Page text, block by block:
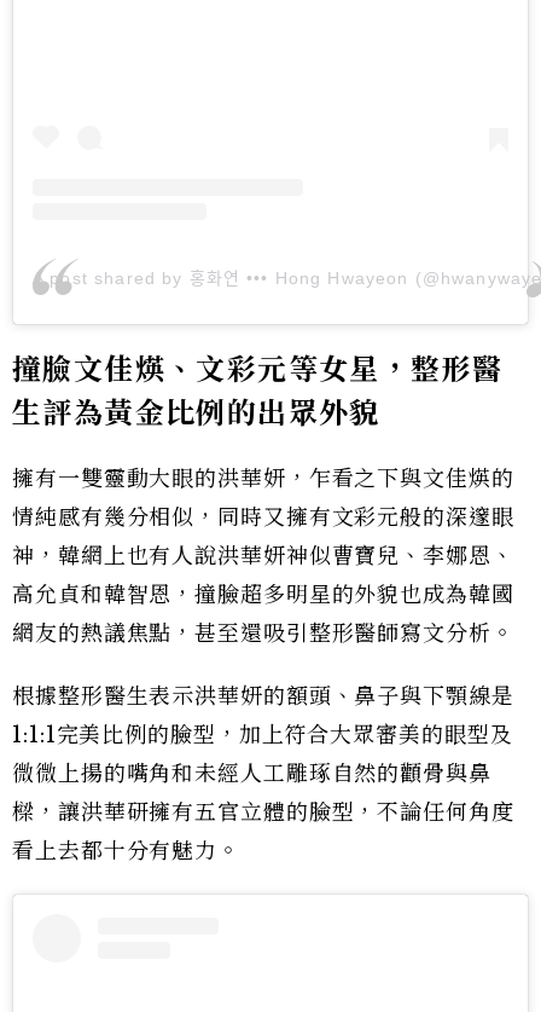
A post shared by 홍화연 ••• Hong Hwayeon
撞臉文佳煐、文彩元等女星，整形醫
生評為黃金比例的出眾外貌
擁有一雙靈動大眼的洪華妍，乍看之下與文佳煐的
情純感有幾分相似，同時又擁有文彩元般的深邃眼
神，韓網上也有人說洪華妍神似曹寶兒、李娜恩、
高允貞和韓智恩，撞臉超多明星的外貌也成為韓國
網友的熱議焦點，甚至還吸引整形醫師寫文分析。
根據整形醫生表示洪華妍的額頭、鼻子與下顎線是
1:1:1完美比例的臉型，加上符合大眾審美的眼型及
微微上揚的嘴角和未經人工雕琢自然的顴骨與鼻
樑，讓洪華研擁有五官立體的臉型，不論任何角度
看上去都十分有魅力。